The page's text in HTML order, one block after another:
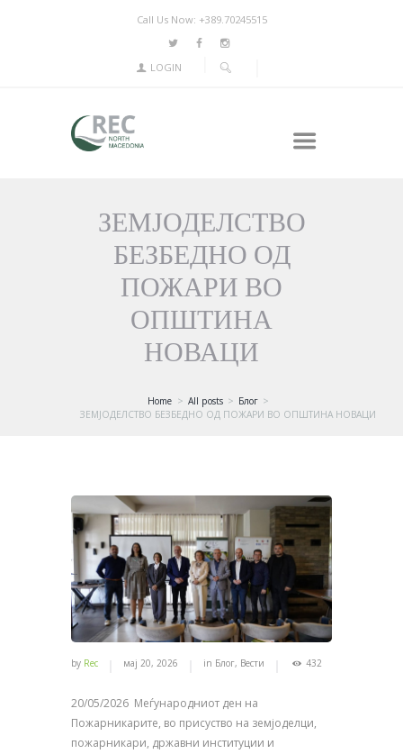
Call Us Now: +389.70245515
LOGIN
ЗЕМЈОДЕЛСТВО
БЕЗБЕДНО ОД
ПОЖАРИ ВО
ОПШТИНА
НОВАЦИ
Home All posts
Блог
ЗЕМЈОДЕЛСТВО БЕЗБЕДНО ОД ПОЖАРИ ВО ОПШТИНА НОВАЦИ
by Rec мај 20, 2026 in Блог, Вести 432
20/05/2026 Меѓународниот ден на
Пожарникарите, во присуство на земјоделци,
пожарникари, државни институции и